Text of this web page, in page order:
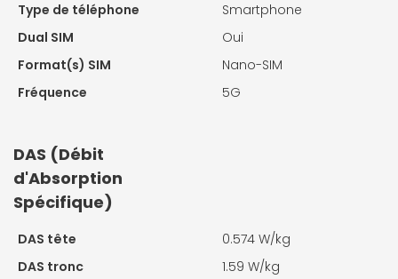
Type de téléphone
Smartphone
Dual SIM
Oui
Format(s) SIM
Nano-SIM
Fréquence
5G
DAS (Débit
d'Absorption
Spécifique)
DAS tête
0.574 W/kg
DAS tronc
1.59 W/kg